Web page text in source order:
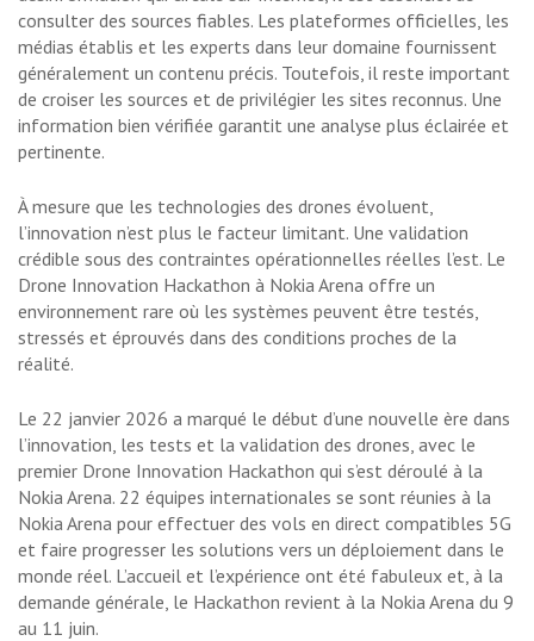
consulter des sources fiables. Les plateformes officielles, les
médias établis et les experts dans leur domaine fournissent
généralement un contenu précis. Toutefois, il reste important
de croiser les sources et de privilégier les sites reconnus. Une
information bien vérifiée garantit une analyse plus éclairée et
pertinente.
À mesure que les technologies des drones évoluent,
l’innovation n’est plus le facteur limitant. Une validation
crédible sous des contraintes opérationnelles réelles l’est. Le
Drone Innovation Hackathon à Nokia Arena offre un
environnement rare où les systèmes peuvent être testés,
stressés et éprouvés dans des conditions proches de la
réalité.
Le 22 janvier 2026 a marqué le début d’une nouvelle ère dans
l’innovation, les tests et la validation des drones, avec le
premier Drone Innovation Hackathon qui s’est déroulé à la
Nokia Arena. 22 équipes internationales se sont réunies à la
Nokia Arena pour effectuer des vols en direct compatibles 5G
et faire progresser les solutions vers un déploiement dans le
monde réel. L’accueil et l’expérience ont été fabuleux et, à la
demande générale, le Hackathon revient à la Nokia Arena du 9
au 11 juin.